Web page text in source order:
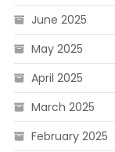
June 2025
May 2025
April 2025
March 2025
February 2025